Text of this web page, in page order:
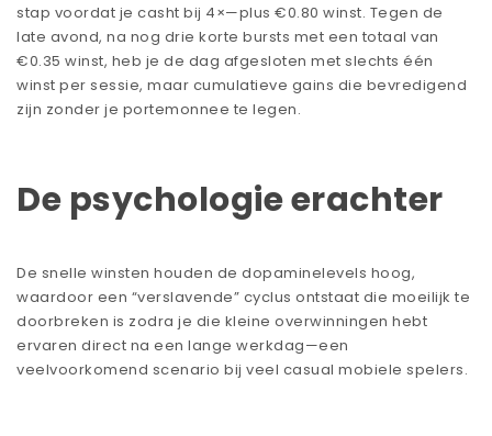
stap voordat je casht bij 4×—plus €0.80 winst. Tegen de
late avond, na nog drie korte bursts met een totaal van
€0.35 winst, heb je de dag afgesloten met slechts één
winst per sessie, maar cumulatieve gains die bevredigend
zijn zonder je portemonnee te legen.
De psychologie erachter
De snelle winsten houden de dopaminelevels hoog,
waardoor een “verslavende” cyclus ontstaat die moeilijk te
doorbreken is zodra je die kleine overwinningen hebt
ervaren direct na een lange werkdag—een
veelvoorkomend scenario bij veel casual mobiele spelers.